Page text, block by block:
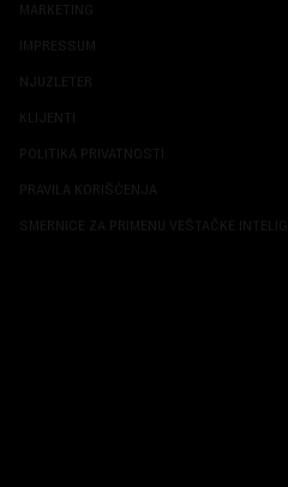
MARKETING
IMPRESSUM
NJUZLETER
KLIJENTI
POLITIKA PRIVATNOSTI
PRAVILA KORIŠĆENJA
SMERNICE ZA PRIMENU VEŠTAČKE